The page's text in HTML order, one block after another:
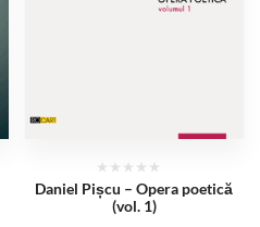
Daniel Pișcu – Opera poetică
(vol. 1)